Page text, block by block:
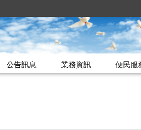
公告訊息 業務資訊 便民服